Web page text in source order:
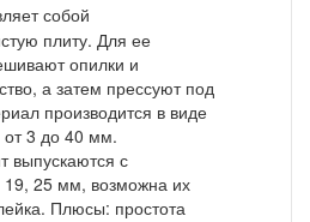
собой
плиту. Для ее
опилки и
а затем прессуют под
производится в виде
от 3 до 40 мм.
выпускаются с
25 мм, возможна их
Плюсы: простота